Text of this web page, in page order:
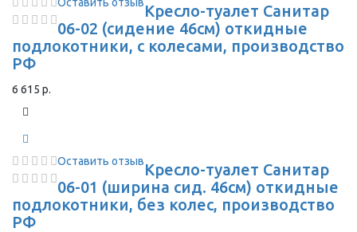
Кресло-туалет Санитар
06-02 (сидение 46см) откидные
подлокотники, с колесами, производство
РФ
6 615 р.
Оставить отзывКресло-туалет Санитар
06-01 (ширина сид. 46см) откидные
подлокотники, без колес, производство
РФ